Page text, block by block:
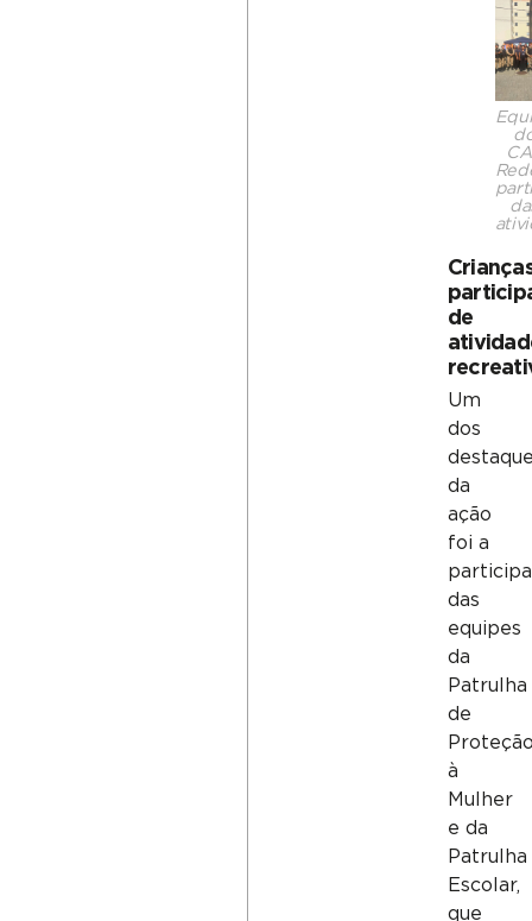
de
Um
dos
da
ação
foi a
das
equipes
da
Patrulha
de
à
Mulher
e da
Patrulha
Escolar,
que